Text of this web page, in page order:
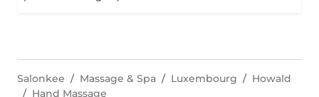
Salonkee Massage & Spa Luxembourg
Howald
Hand Massage